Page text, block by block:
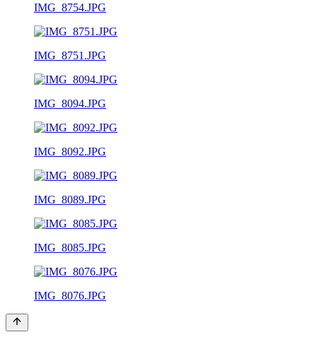
IMG_8754.JPG
IMG_8751.JPG
IMG_8094.JPG
IMG_8092.JPG
IMG_8089.JPG
IMG_8085.JPG
IMG_8076.JPG